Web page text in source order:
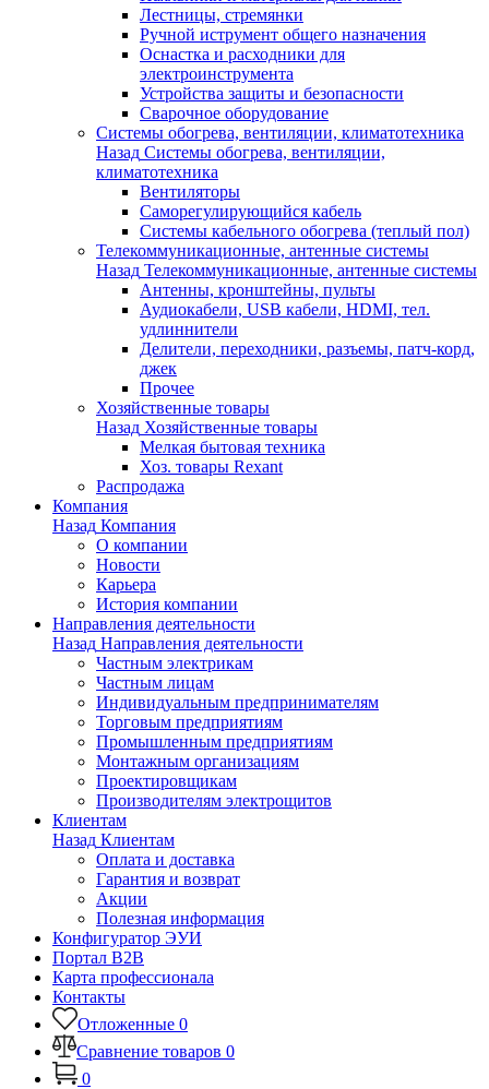
Лестницы, стремянки
Ручной иструмент общего назначения
Оснастка и расходники для
электроинструмента
Устройства защиты и безопасности
Сварочное оборудование
Системы обогрева, вентиляции, климатотехника
Назад Системы обогрева, вентиляции,
климатотехника
Вентиляторы
Саморегулирующийся кабель
Системы кабельного обогрева (теплый пол)
Телекоммуникационные, антенные системы
Назад Телекоммуникационные, антенные системы
Антенны, кронштейны, пульты
Аудиокабели, USB кабели, HDMI, тел.
удлиннители
Делители, переходники, разъемы, патч-корд,
джек
Прочее
Хозяйственные товары
Назад Хозяйственные товары
Мелкая бытовая техника
Хоз. товары Rexant
Распродажа
Компания
Назад Компания
О компании
Новости
Карьера
История компании
Направления деятельности
Назад Направления деятельности
Частным электрикам
Частным лицам
Индивидуальным предпринимателям
Торговым предприятиям
Промышленным предприятиям
Монтажным организациям
Проектировщикам
Производителям электрощитов
Клиентам
Назад Клиентам
Оплата и доставка
Гарантия и возврат
Акции
Полезная информация
Конфигуратор ЭУИ
Портал B2B
Карта профессионала
Контакты
Отложенные 0
Сравнение товаров 0
0